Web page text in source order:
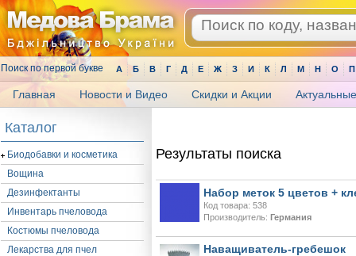
Поиск по первой букве А Б В Г Д Е Ж З И К Л М Н О П
Главная Новости и Видео Скидки и Акции
Каталог
Биодобавки и косметика
Вощина
Дезинфектанты
Инвентарь пчеловода
Костюмы пчеловода
Лекарства для пчел
Результаты поиска
Набор меток 5 цветов +
Код товара: 538
Производитель: Германия
Наващиватель-гребешок